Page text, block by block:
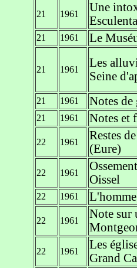
21 1961
Une
Esculenta
21 1961 Le
21 1961
Les
Seine
21 1961 Notes de
21 1961 Notes et
22 1961
Restes
(Eure)
22 1961
Oissel
22 1961
22 1961
Note sur
22 1961
Les
Grand